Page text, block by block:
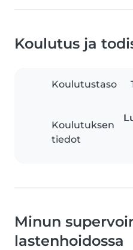
Koulutus ja
Koulutustaso
Koulutuksen
tiedot
Minun
lastenhoidossa